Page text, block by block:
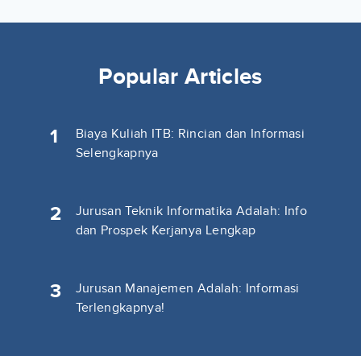
Popular Articles
1
Biaya Kuliah ITB: Rincian dan Informasi
Selengkapnya
2
Jurusan Teknik Informatika Adalah: Info
dan Prospek Kerjanya Lengkap
3
Jurusan Manajemen Adalah: Informasi
Terlengkapnya!